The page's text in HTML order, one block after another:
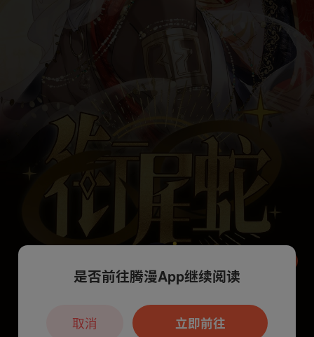
本章节仅支持App阅读，可打开App新用
户7天免费看
是否前往腾漫App继续阅读
立即前往
取消